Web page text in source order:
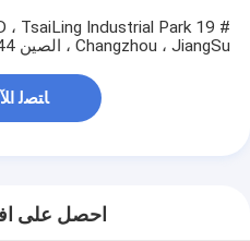
Changzhou ، JiangSu ، الصين 213144
ﺎﺘﺼﻟ
احصل على